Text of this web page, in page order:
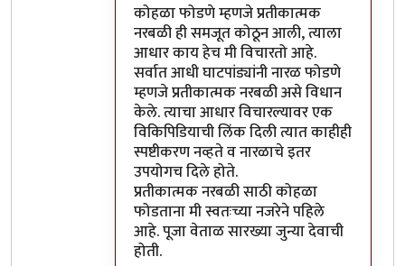
कोहळा फोडणे म्हणजे प्रतीकात्मक
नरबळी ही समजूत कोठून आली, त्याला
आधार काय हेच मी विचारतो आहे.
सर्वात आधी घाटपांड्यांनी नारळ फोडणे
म्हणजे प्रतीकात्मक नरबळी असे विधान
केले. त्याचा आधार विचारल्यावर एक
विकिपिडियाची लिंक दिली त्यात काहीही
स्पष्टीकरण नव्हते व नारळाचे इतर
उपयोगच दिले होते.
प्रतीकात्मक नरबळी साठी कोहळा
फोडताना मी स्वतःच्या नजरेने पहिले
आहे. पूजा वेताळ सारख्या जुन्या देवाची
होती.